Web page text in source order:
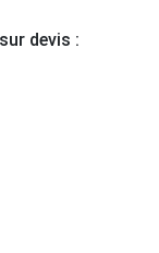
devis :